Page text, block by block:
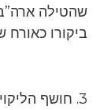
שהטילה
ביקורו
3. חושף